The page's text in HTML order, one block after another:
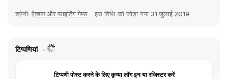
श्रेणी: ऐक्शन और फाइटिंग गेम्स इस तिथि को जोड़ा गया 31 जुलाई 2019
टिप्पणियां
टिप्पणी पोस्ट करने के लिए कृप्या लॉग इन या रजिस्टर करें